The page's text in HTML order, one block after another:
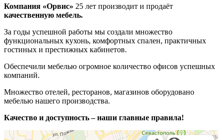
Компания «Орвис» 25 лет производит и продаёт
качественную мебель.
За годы успешной работы мы создали множество
функциональных кухонь, комфортных спален, практичных
гостиных и престижных кабинетов.
Обеспечили мебелью огромное количество офисов успешных
компаний.
Множество отелей, ресторанов, магазинов оборудовано
мебелью нашего производства.
Качество и доступность – наши главные правила!